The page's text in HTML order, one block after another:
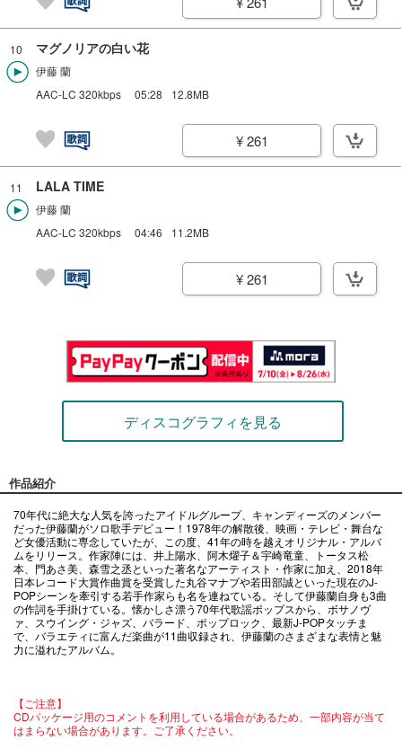
10 マグノリアの白い花
伊藤 蘭
AAC-LC 320kbps
05:28 12.8MB
¥ 261
11 LALA TIME
伊藤 蘭
AAC-LC 320kbps
04:46 11.2MB
¥ 261
ディスコグラフィを見る
作品紹介
70年代に絶大な人気を誇ったアイドルグループ、キャンディーズのメンバー
だった伊藤蘭がソロ歌手デビュー！1978年の解散後、映画・テレビ・舞台な
ど女優活動に専念していたが、この度、41年の時を越えオリジナル・アルバ
ムをリリース。作家陣には、井上陽水、阿木燿子＆宇崎竜童、トータス松
本、門あさ美、森雪之丞といった著名なアーティスト・作家に加え、2018年
日本レコード大賞作曲賞を受賞した丸谷マナブや若田部誠といった現在のJ-
POPシーンを牽引する若手作家らも名を連ねている。そして伊藤蘭自身も3曲
の作詞を手掛けている。懐かしさ漂う70年代歌謡ポップスから、ボサノヴ
ァ、スウイング・ジャズ、バラード、ポップロック、最新J-POPタッチま
で、バラエティに富んだ楽曲が11曲収録され、伊藤蘭のさまざまな表情と魅
力に溢れたアルバム。
【ご注意】
CDパッケージ用のコメントを利用している場合があるため、一部内容が当て
はまらない場合があります。ご了承ください。